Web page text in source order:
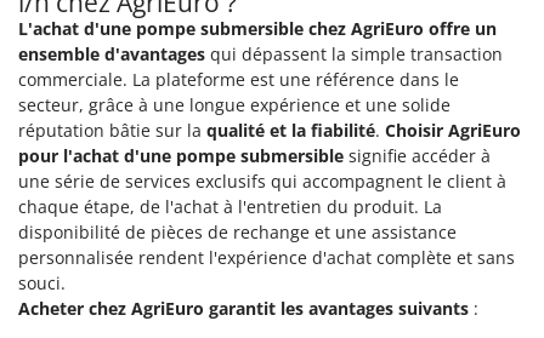
Smeg
Snapper
Solidur
Spice Electronics
Spiralmac
Spring Protezione
Spyro
Stanley
Stiga
L'achat d'une pompe submersible chez AgriEuro offre un
ensemble d'avantages qui dépassent la simple transaction
commerciale. La plateforme est une référence dans le
secteur, grâce à une longue expérience et une solide
réputation bâtie sur la qualité et la fiabilité. Choisir AgriEuro
pour l'achat d'une pompe submersible signifie accéder à
une série de services exclusifs qui accompagnent le client à
chaque étape, de l'achat à l'entretien du produit. La
disponibilité de pièces de rechange et une assistance
personnalisée rendent l'expérience d'achat complète et sans
souci.
Acheter chez AgriEuro garantit les avantages suivants :